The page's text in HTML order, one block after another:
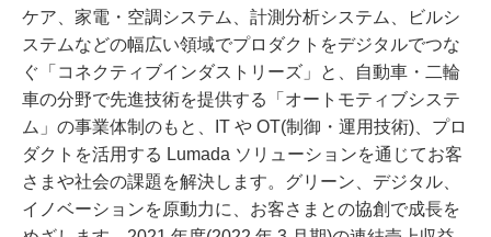
ケア、家電・空調システム、計測分析システム、ビルシ
ステムなどの幅広い領域でプロダクトをデジタルでつな
ぐ「コネクティブインダストリーズ」と、自動車・二輪
車の分野で先進技術を提供する「オートモティブシステ
ム」の事業体制のもと、IT や OT(制御・運用技術)、プロ
ダクトを活用する Lumada ソリューションを通じてお客
さまや社会の課題を解決します。グリーン、デジタル、
イノベーションを原動力に、お客さまとの協創で成⾧を